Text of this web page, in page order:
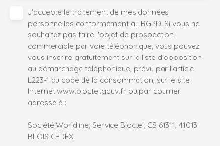
J'accepte le traitement de mes données
personnelles conformément au RGPD. Si vous ne
souhaitez pas faire l'objet de prospection
commerciale par voie téléphonique, vous pouvez
vous inscrire gratuitement sur la liste d'opposition
au démarchage téléphonique, prévu par l'article
L223-1 du code de la consommation, sur le site
Internet www.bloctel.gouv.fr ou par courrier
adressé à :
Société Worldline, Service Bloctel, CS 61311, 41013
BLOIS CEDEX.